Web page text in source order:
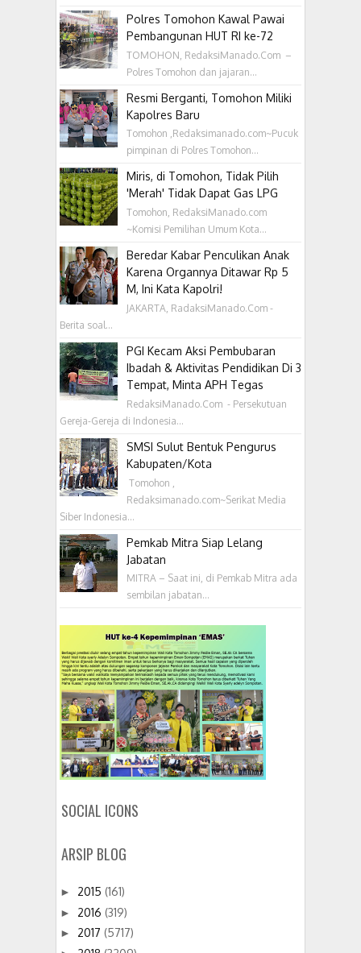
Polres Tomohon Kawal Pawai
Pembangunan HUT RI ke-72
TOMOHON, RedaksiManado.Com –
Polres Tomohon dan jajaran...
Resmi Berganti, Tomohon Miliki
Kapolres Baru
Tomohon ,Redaksimanado.com~Pucuk
pimpinan di Polres Tomohon...
Miris, di Tomohon, Tidak Pilih
'Merah' Tidak Dapat Gas LPG
Tomohon, RedaksiManado.com
~Komisi Pemilihan Umum Kota...
Beredar Kabar Penculikan Anak
Karena Organnya Ditawar Rp 5
M, Ini Kata Kapolri!
JAKARTA, RadaksiManado.Com -
Berita soal...
PGI Kecam Aksi Pembubaran
Ibadah & Aktivitas Pendidikan Di 3
Tempat, Minta APH Tegas
RedaksiManado.Com - Persekutuan
Gereja-Gereja di Indonesia...
SMSI Sulut Bentuk Pengurus
Kabupaten/Kota
‎ Tomohon ,
Redaksimanado.com~Serikat Media
Siber Indonesia...
Pemkab Mitra Siap Lelang
Jabatan
MITRA – Saat ini, di Pemkab Mitra ada
sembilan jabatan...
SOCIAL ICONS
ARSIP BLOG
► 2015 (161)
► 2016 (319)
► 2017 (5717)